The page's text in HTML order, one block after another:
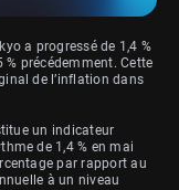
a progressé de 1,4 %
précédemment. Cette
de l’inflation dans
un indicateur
de 1,4 % en mai
par rapport au
à un niveau